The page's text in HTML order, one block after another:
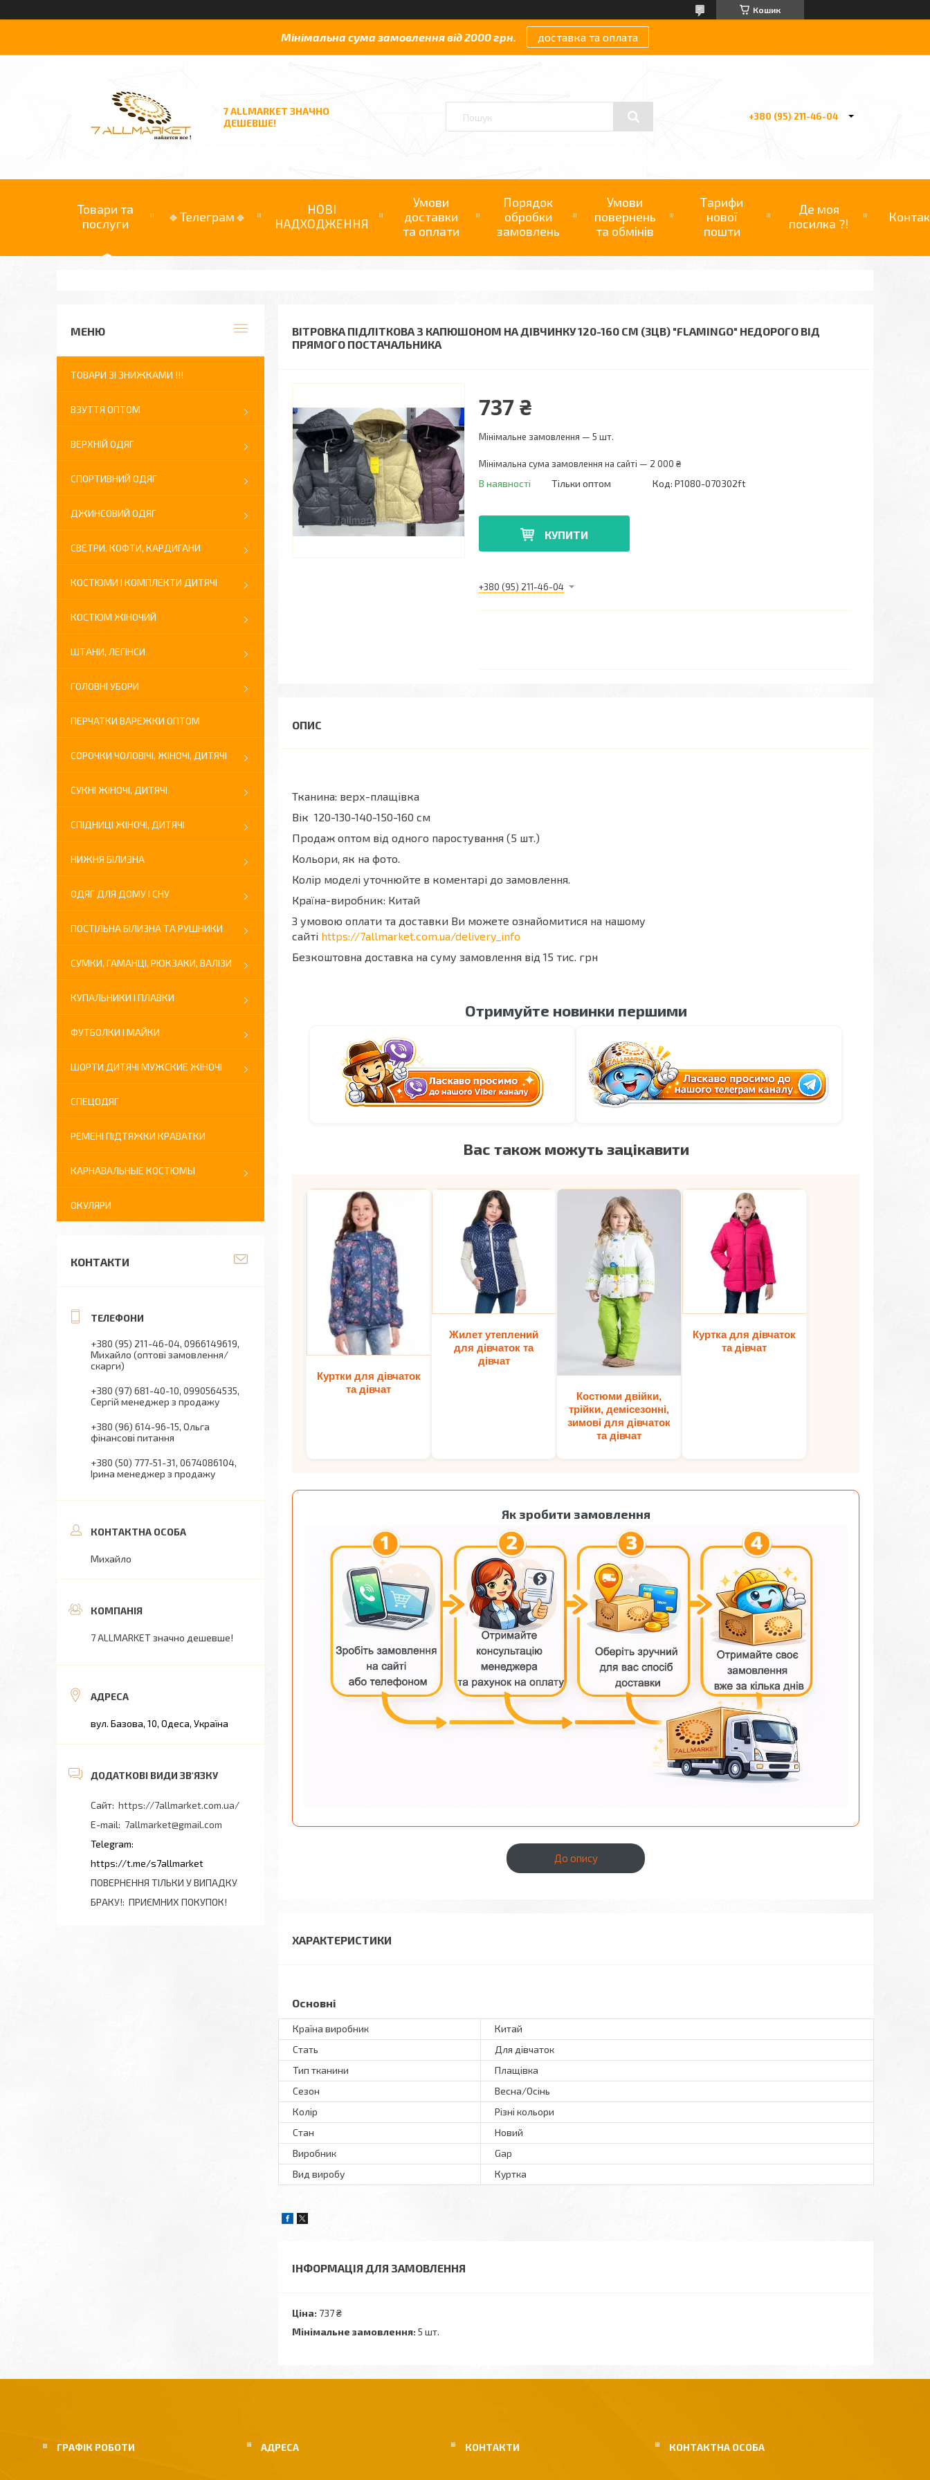
Кошик
Мінімальна сума замовлення від 2000 грн. доставка та оплата
7 ALLMARKET ЗНАЧНО
ДЕШЕВШЕ!
+380 (95) 211-46-04
Товари та
послуги
🔹Телеграм🔹
НОВІ
НАДХОДЖЕННЯ
Умови
доставки
та оплати
Порядок
обробки
замовлень
Умови
повернень
та обмінів
Тарифи
нової
пошти
Де моя
посилка ?!
ВІТРОВКА ПІДЛІТКОВА З КАПЮШОНОМ НА ДІВЧИНКУ 120-160 СМ (3ЦВ) "FLAMINGO" НЕДОРОГО ВІД
ПРЯМОГО ПОСТАЧАЛЬНИКА
737 ₴
Мінімальне замовлення — 5 шт.
Мінімальна сума замовлення на сайті — 2 000 ₴
В наявності Тільки оптом Код: P1080-070302ft
КУПИТИ
+380 (95) 211-46-04
Тканина: верх-плащівка
Вік 120-130-140-150-160 см
Продаж оптом від одного паростування (5 шт.)
Кольори, як на фото.
Колір моделі уточнюйте в коментарі до замовлення.
Країна-виробник: Китай
З умовою оплати та доставки Ви можете ознайомитися на нашому
сайті https://7allmarket.com.ua/delivery_info
Безкоштовна доставка на суму замовлення від 15 тис. грн
Отримуйте новинки першими
Вас також можуть зацікавити
Куртки для дівчаток
та дівчат
Жилет утеплений
для дівчаток та
дівчат
Костюми двійки,
трійки, демісезонні,
зимові для дівчаток
та дівчат
Куртка для дівчаток
та дівчат
Як зробити замовлення
До опису
ХАРАКТЕРИСТИКИ
Основні
Країна виробник
Китай
Стать
Для дівчаток
Тип тканини
Плащівка
Сезон
Весна/Осінь
Колір
Різні кольори
Стан
Новий
Виробник
Gap
Вид виробу
Куртка
ІНФОРМАЦІЯ ДЛЯ ЗАМОВЛЕННЯ
Ціна: 737 ₴
Мінімальне замовлення: 5 шт.
ТОВАРИ ЗІ ЗНИЖКАМИ !!!
ВЗУТТЯ ОПТОМ
ВЕРХНІЙ ОДЯГ
СПОРТИВНИЙ ОДЯГ
ДЖИНСОВИЙ ОДЯГ
СВЕТРИ, КОФТИ, КАРДИГАНИ
КОСТЮМИ І КОМПЛЕКТИ ДИТЯЧІ
КОСТЮМ ЖІНОЧИЙ
ШТАНИ, ЛЕГІНСИ
ГОЛОВНІ УБОРИ
ПЕРЧАТКИ ВАРЕЖКИ ОПТОМ
СОРОЧКИ ЧОЛОВІЧІ, ЖІНОЧІ, ДИТЯЧІ
СУКНІ ЖІНОЧІ, ДИТЯЧІ
СПІДНИЦІ ЖІНОЧІ, ДИТЯЧІ
НИЖНЯ БІЛИЗНА
ОДЯГ ДЛЯ ДОМУ І СНУ
ПОСТІЛЬНА БІЛИЗНА ТА РУШНИКИ
СУМКИ, ГАМАНЦІ, РЮКЗАКИ, ВАЛІЗИ
КУПАЛЬНИКИ І ПЛАВКИ
ФУТБОЛКИ І МАЙКИ
ШОРТИ ДИТЯЧІ МУЖСКИЕ ЖІНОЧІ
СПЕЦОДЯГ
РЕМЕНІ ПІДТЯЖКИ КРАВАТКИ
КАРНАВАЛЬНЫЕ КОСТЮМЫ
ОКУЛЯРИ
КОНТАКТИ
+380 (95) 211-46-04 0966149619
Михайло (оптові замовлення/
скарги)
+380 (97) 681-40-10 0990564535
Сергій менеджер з продажу
+380 (96) 614-96-15 Ольга
фінансові питання
+380 (50) 777-51-31 0674086104
Ірина менеджер з продажу
Михайло
7 ALLMARKET значно дешевше!
вул. Базова, 10, Одеса, Україна
https://7allmarket.com.ua/
7allmarket@gmail.com
https://t.me/s7allmarket
ПОВЕРНЕННЯ ТІЛЬКИ У ВИПАДКУ
БРАКУ! ПРИЄМНИХ ПОКУПОК!
ГРАФІК РОБОТИ